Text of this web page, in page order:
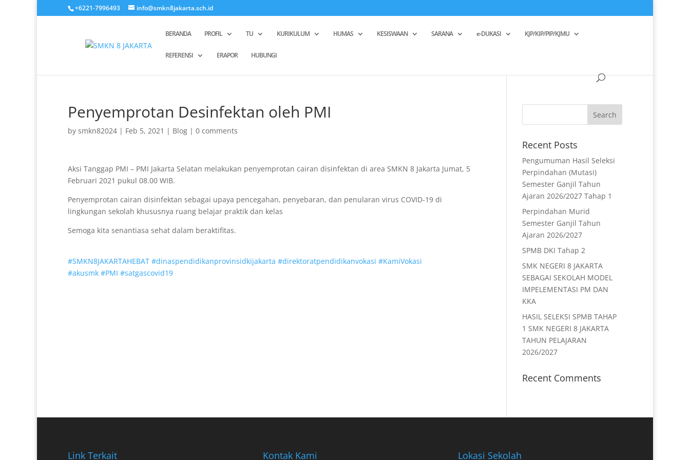
+6221-7996493 info@smkn8jakarta.sch.id
BERANDA PROFIL TU KURIKULUM HUMAS KESISWAAN SARANA e-DUKASI KJP/KIP/PIP/KJMU
REFERENSI ERAPOR HUBUNGI
Penyemprotan Desinfektan oleh PMI
by smkn82024 | Feb 5, 2021 | Blog | 0 comments
Aksi Tanggap PMI – PMI Jakarta Selatan melakukan penyemprotan cairan disinfektan di area SMKN 8 Jakarta Jumat, 5
Februari 2021 pukul 08.00 WIB.
Penyemprotan cairan disinfektan sebagai upaya pencegahan, penyebaran, dan penularan virus COVID-19 di
lingkungan sekolah khususnya ruang belajar praktik dan kelas
Semoga kita senantiasa sehat dalam beraktifitas.
#SMKN8JAKARTAHEBAT #dinaspendidikanprovinsidkijakarta #direktoratpendidikanvokasi #KamiVokasi
#akusmk #PMI #satgascovid19
Recent Posts
Pengumuman Hasil Seleksi
Perpindahan (Mutasi)
Semester Ganjil Tahun
Ajaran 2026/2027 Tahap 1
Perpindahan Murid
Semester Ganjil Tahun
Ajaran 2026/2027
SPMB DKI Tahap 2
SMK NEGERI 8 JAKARTA
SEBAGAI SEKOLAH MODEL
IMPELEMENTASI PM DAN
KKA
HASIL SELEKSI SPMB TAHAP
1 SMK NEGERI 8 JAKARTA
TAHUN PELAJARAN
2026/2027
Recent Comments
Link Terkait Kontak Kami Lokasi Sekolah